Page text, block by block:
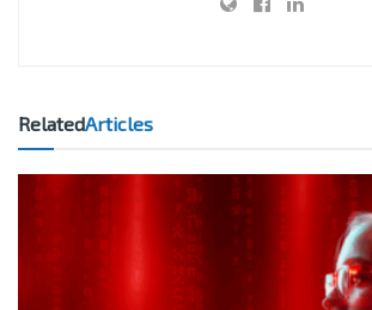
RelatedArticles